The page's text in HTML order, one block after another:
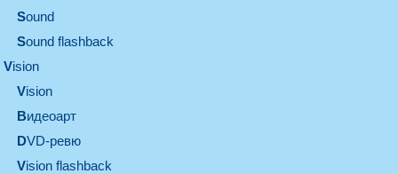
sound
Sound flashback
vision
vision
видеоарт
DVD-ревю
Vision flashback